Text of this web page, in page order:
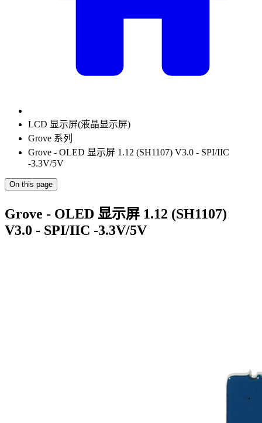
LCD 显示屏(液晶显示屏)
Grove 系列
Grove - OLED 显示屏 1.12 (SH1107) V3.0 - SPI/IIC
-3.3V/5V
On this page
Grove - OLED 显示屏 1.12 (SH1107)
V3.0 - SPI/IIC -3.3V/5V